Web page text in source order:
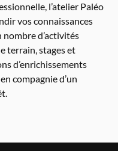
l’atelier Paléo
vos connaissances
nombre d’activités
terrain, stages et
d’enrichissements
compagnie d’un